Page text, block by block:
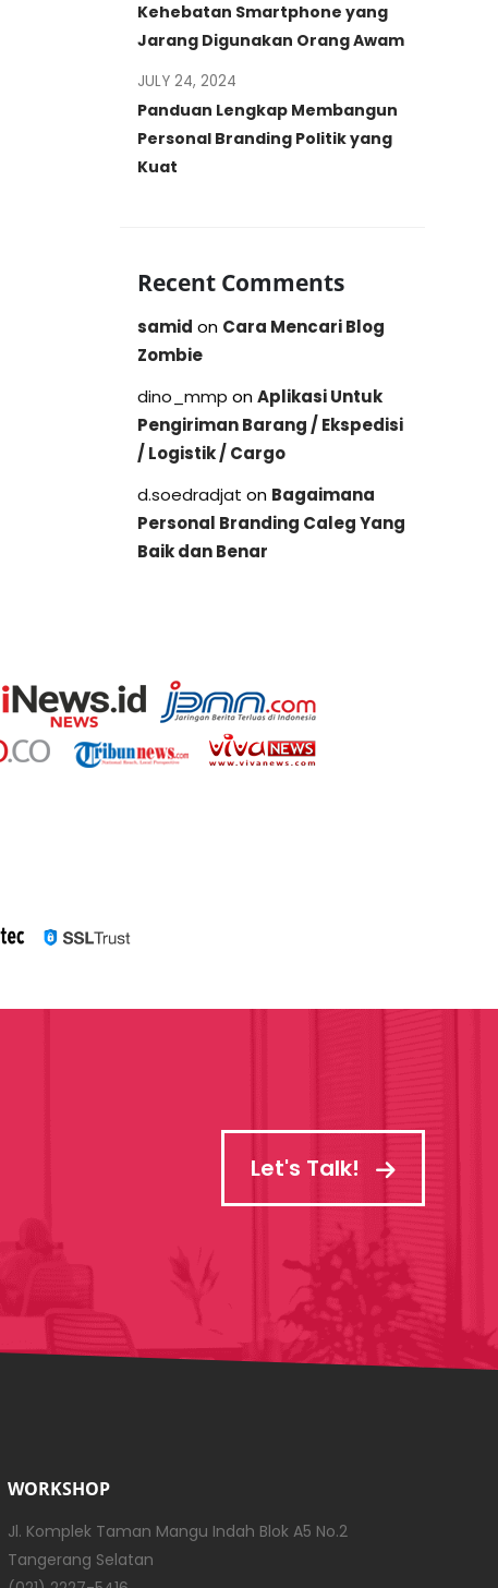
Kehebatan Smartphone yang
Jarang Digunakan Orang Awam
Panduan Lengkap Membangun
Personal Branding Politik yang
Kuat
JULY 24, 2024
Recent Comments
samid on Cara Mencari Blog
Zombie
dino_mmp onAplikasi Untuk
Pengiriman Barang / Ekspedisi
/ Logistik / Cargo
d.soedradjat on Bagaimana
Personal Branding Caleg Yang
Baik dan Benar
Let's Talk!
WORKSHOP
Jl. Komplek Taman Mangu Indah Blok A5 No.2
Tangerang Selatan